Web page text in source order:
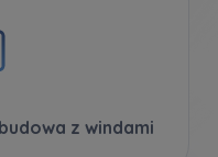
z windami